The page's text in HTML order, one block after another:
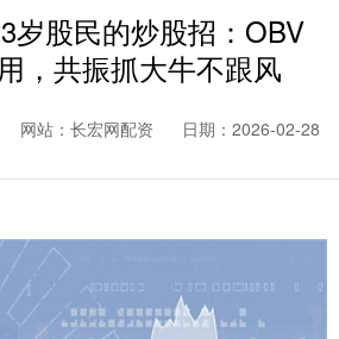
岁股民的炒股招：OBV
，共振抓大牛不跟风
网站：长宏网配资
日期：2026-02-28